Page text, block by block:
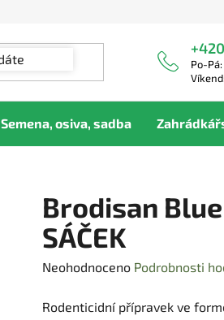
Po-
Semena, osiva, sadba
Brodisan
SÁČEK
Průměrné
produktu
Neohodnoceno Podrobnosti
Rodenticidní přípravek ve